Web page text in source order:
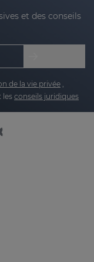
et des conseils
de la vie privée ,
lesconseils juridiques